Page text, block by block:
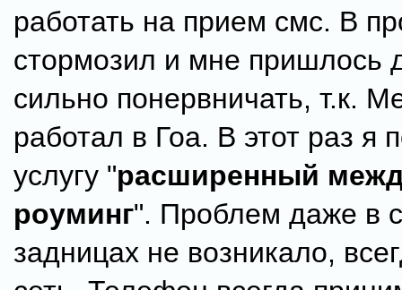
работать на прием смс. В
стормозил и мне пришлось
сильно понервничать, т.к.
работал в Гоа. В этот раз я
услугу "расширенный
роуминг". Проблем даже в
задницах не возникало,